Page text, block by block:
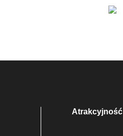
Atrakcyjność